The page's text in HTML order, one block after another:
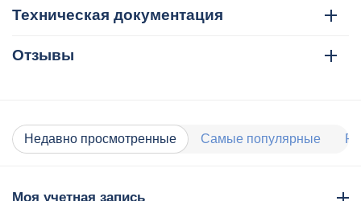
Техническая документация
Отзывы
Недавно просмотренные Самые популярные
Моя учетная запись